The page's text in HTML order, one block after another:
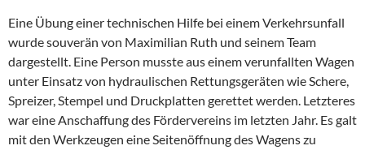
Eine Übung einer technischen Hilfe bei einem Verkehrsunfall
wurde souverän von Maximilian Ruth und seinem Team
dargestellt. Eine Person musste aus einem verunfallten Wagen
unter Einsatz von hydraulischen Rettungsgeräten wie Schere,
Spreizer, Stempel und Druckplatten gerettet werden. Letzteres
war eine Anschaffung des Fördervereins im letzten Jahr. Es galt
mit den Werkzeugen eine Seitenöffnung des Wagens zu